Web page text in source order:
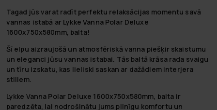
Tagad jūs varat radīt perfektu relaksācijas momentu savā
vannas istabā ar Lykke Vanna Polar Deluxe
1600x750x580mm, balta!
Šī elpu aizraujošā un atmosfēriskā vanna piešķir skaistumu
un eleganci jūsu vannas istabai. Tās baltā krāsa rada svaigu
un tīru izskatu, kas lieliski saskan ar dažādiem interjera
stiliem.
Lykke Vanna Polar Deluxe 1600x750x580mm, balta ir
paredzēta, lai nodrošinātu jums pilnīgu komfortu un